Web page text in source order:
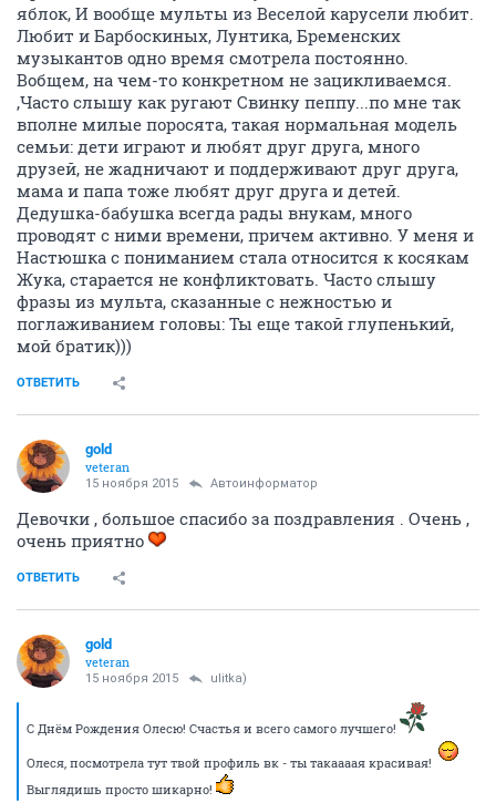
яблок, И вообще мульты из Веселой карусели любит.
Любит и Барбоскиных, Лунтика, Бременских
музыкантов одно время смотрела постоянно.
Вобщем, на чем-то конкретном не зацикливаемся.
,Часто слышу как ругают Свинку пеппу...по мне так
вполне милые поросята, такая нормальная модель
семьи: дети играют и любят друг друга, много
друзей, не жадничают и поддерживают друг друга,
мама и папа тоже любят друг друга и детей.
Дедушка-бабушка всегда рады внукам, много
проводят с ними времени, причем активно. У меня и
Настюшка с пониманием стала относится к косякам
Жука, старается не конфликтовать. Часто слышу
фразы из мульта, сказанные с нежностью и
поглаживанием головы: Ты еще такой глупенький,
мой братик)))
ОТВЕТИТЬ
gold
veteran
15 ноября 2015 Автоинформатор
Девочки , большое спасибо за поздравления . Очень ,
очень приятно
ОТВЕТИТЬ
gold
veteran
15 ноября 2015 ulitka)
С Днём Рождения Олесю! Счастья и всего самого лучшего!
Олеся, посмотрела тут твой профиль вк - ты такаааая красивая!
Выглядишь просто шикарно!